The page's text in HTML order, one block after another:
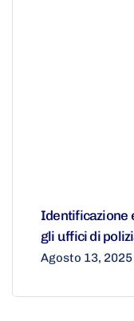
Identificazione
gli uffici di
Agosto 13, 2025